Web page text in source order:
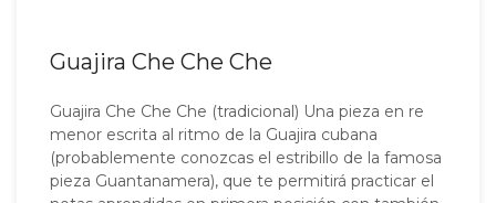
Guajira Che Che Che
Guajira Che Che Che (tradicional) Una pieza en re
menor escrita al ritmo de la Guajira cubana
(probablemente conozcas el estribillo de la famosa
pieza Guantanamera), que te permitirá practicar el